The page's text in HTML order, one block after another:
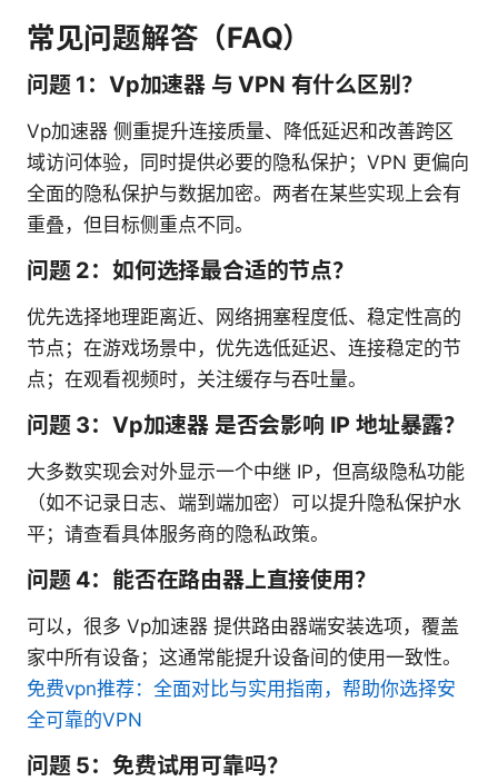
常见问题解答（FAQ）
问题 1：Vp加速器 与 VPN 有什么区别？
Vp加速器 侧重提升连接质量、降低延迟和改善跨区
域访问体验，同时提供必要的隐私保护；VPN 更偏向
全面的隐私保护与数据加密。两者在某些实现上会有
重叠，但目标侧重点不同。
问题 2：如何选择最合适的节点？
优先选择地理距离近、网络拥塞程度低、稳定性高的
节点；在游戏场景中，优先选低延迟、连接稳定的节
点；在观看视频时，关注缓存与吞吐量。
问题 3：Vp加速器 是否会影响 IP 地址暴露？
大多数实现会对外显示一个中继 IP，但高级隐私功能
（如不记录日志、端到端加密）可以提升隐私保护水
平；请查看具体服务商的隐私政策。
问题 4：能否在路由器上直接使用？
可以，很多 Vp加速器 提供路由器端安装选项，覆盖
家中所有设备；这通常能提升设备间的使用一致性。
免费vpn推荐：全面对比与实用指南，帮助你选择安
全可靠的VPN
问题 5：免费试用可靠吗？